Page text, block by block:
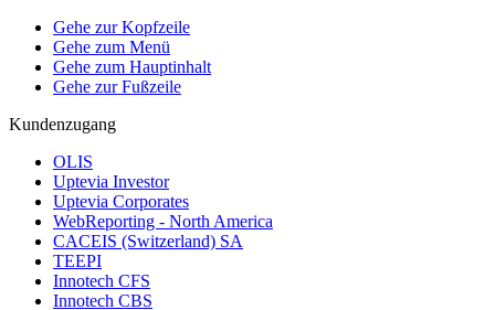
Gehe zur Kopfzeile
Gehe zum Menü
Gehe zum Hauptinhalt
Gehe zur Fußzeile
Kundenzugang
OLIS
Uptevia Investor
Uptevia Corporates
WebReporting - North America
CACEIS (Switzerland) SA
TEEPI
Innotech CFS
Innotech CBS